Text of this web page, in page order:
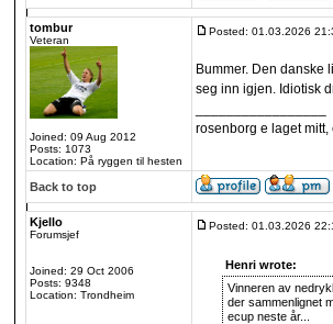
tombur
Veteran
Joined: 09 Aug 2012
Posts: 1073
Location: På ryggen til hesten
Posted: 01.03.2026
Bummer. Den danske
seg inn igjen. Idiotisk
rosenborg e laget mitt,
Back to top
Kjello
Forumsjef
Joined: 29 Oct 2006
Posts: 9348
Location: Trondheim
Posted: 01.03.2026
Henri wrote:
Vinneren av
der sammenlignet
ecup neste år...